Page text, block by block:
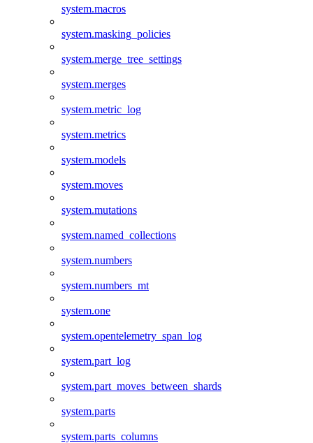
system.macros
system.masking_policies
system.merge_tree_settings
system.merges
system.metric_log
system.metrics
system.models
system.moves
system.mutations
system.named_collections
system.numbers
system.numbers_mt
system.one
system.opentelemetry_span_log
system.part_log
system.part_moves_between_shards
system.parts
system.parts_columns